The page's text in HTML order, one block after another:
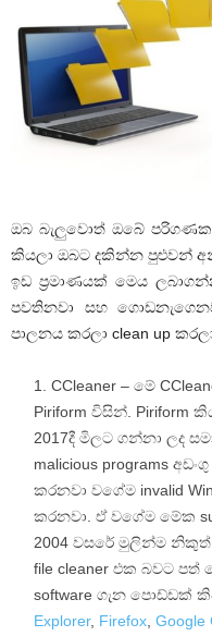
ඔබ බැලුවොත් ඔබේ
කියලා ඔබට දකින්න පුළුවන්
ඉඩ ප්‍රමාණයක් මෙය
පවතිනවා සහ
පාලනය කරලා clean up
CCleaner – මේ
Piriform විසින්. Piriform
2017දී මිලට ගන්නා ලද
malicious programs
කරනවා වගේම invalid
කරනවා. ඒ වගේම මේක
2004 වසරේ මුලින්ම
file cleaner එක බවට පත්
software ගැන පොඩ්ඩක්
Explorer, Firefox Google